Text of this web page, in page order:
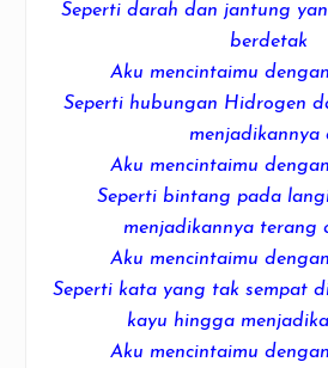
Seperti darah dan jantung
berdetak
Aku mencintaimu dengan
Seperti hubungan Hidrogen
menjadikannya
Aku mencintaimu dengan
Seperti bintang pada
menjadikannya terang
Aku mencintaimu dengan
Seperti kata yang tak sempat
kayu hingga
Aku mencintaimu dengan